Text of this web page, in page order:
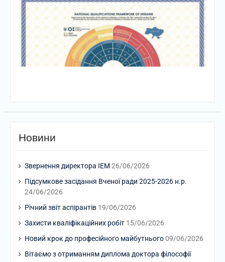
Новини
Звернення директора ІЕМ 26/06/2026
Підсумкове засідання Вченої ради 2025-2026 н.р.
24/06/2026
Річний звіт аспірантів 19/06/2026
Захисти кваліфікаційних робіт 15/06/2026
Новий крок до професійного майбутнього 09/06/2026
Вітаємо з отриманням диплома доктора філософії